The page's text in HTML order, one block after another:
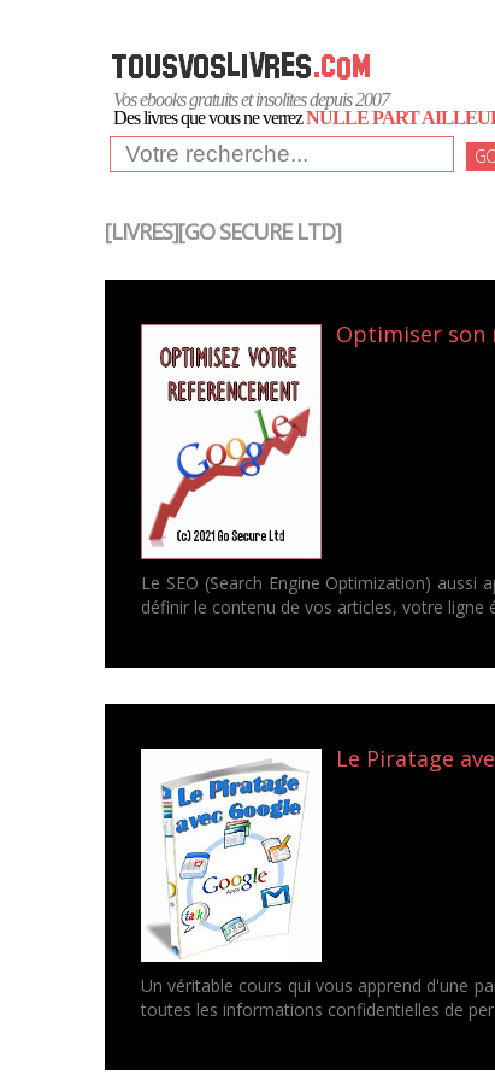
Vos ebooks gratuits et insolites depuis 2007
Des livres que vous ne verrezNULLE PART
[LIVRES][GO SECURE LTD]
Optimiser son
Le SEO (Search Engine Optimization)
définir le contenu de vos articles, votre ligne
Le Piratage
Un véritable cours qui vous apprend d'une
toutes les informations confidentielles de